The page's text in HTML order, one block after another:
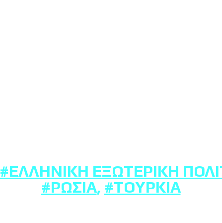
#ΕΛΛΗΝΙΚΉ ΕΞΩΤΕΡΙΚΉ
#ΡΩΣΊΑ, #ΤΟΥΡΚΊΑ